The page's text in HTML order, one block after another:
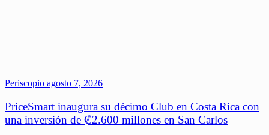
Periscopio agosto 7, 2026
PriceSmart inaugura su décimo Club en Costa Rica con
una inversión de ₡2.600 millones en San Carlos